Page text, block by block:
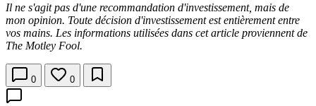
Il ne s'agit pas d'une recommandation d'investissement, mais de
mon opinion. Toute décision d'investissement est entièrement entre
vos mains. Les informations utilisées dans cet article proviennent de
The Motley Fool.
0 0